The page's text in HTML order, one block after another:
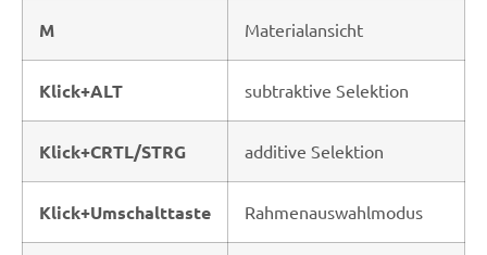
M Materialansicht
Klick+ALT subtraktive Selektion
Klick+CRTL/STRG additive Selektion
Klick+Umschalttaste Rahmenauswahlmodus